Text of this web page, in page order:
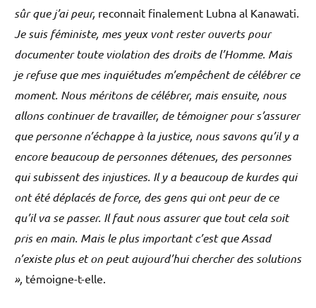
sûr que j’ai peur, reconnait finalement Lubna al Kanawati.
Je suis féministe, mes yeux vont rester ouverts pour
documenter toute violation des droits de l’Homme. Mais
je refuse que mes inquiétudes m’empêchent de célébrer ce
moment. Nous méritons de célébrer, mais ensuite, nous
allons continuer de travailler, de témoigner pour s’assurer
que personne n’échappe à la justice, nous savons qu’il y a
encore beaucoup de personnes détenues, des personnes
qui subissent des injustices. Il y a beaucoup de kurdes qui
ont été déplacés de force, des gens qui ont peur de ce
qu’il va se passer. Il faut nous assurer que tout cela soit
pris en main. Mais le plus important c’est que Assad
n’existe plus et on peut aujourd’hui chercher des solutions
», témoigne-t-elle.